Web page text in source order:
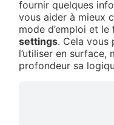
fournir quelques
vous aider à mieux
mode d’emploi et
settings. Cela vous
l’utiliser en surface,
profondeur sa